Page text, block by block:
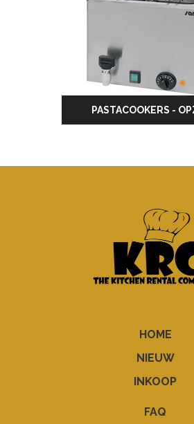
PASTACOOKERS -
HOME
NIEUW
INKOOP
FAQ